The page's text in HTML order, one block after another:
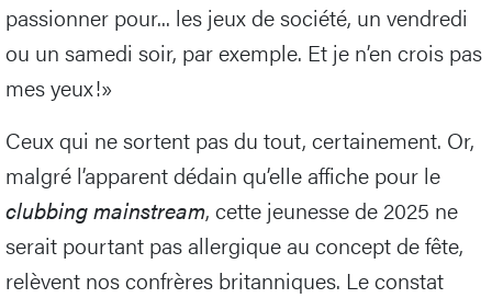
passionner pour... les jeux de société, un vendredi
ou un samedi soir, par exemple. Et je n’en crois pas
mes yeux!»
Ceux qui ne sortent pas du tout, certainement. Or,
malgré l’apparent dédain qu’elle affiche pour le
clubbing mainstream, cette jeunesse de 2025 ne
serait pourtant pas allergique au concept de fête,
relèvent nos confrères britanniques. Le constat